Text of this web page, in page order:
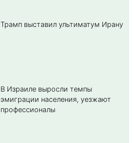
Трамп выставил ультиматум Ирану
В Израиле выросли темпы
эмиграции населения, уезжают
профессионалы